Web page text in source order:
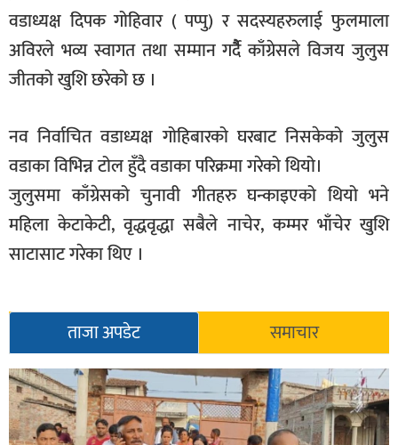
भिडियो
अन्य
समाज
विचार
स्वास्थ्य
वडाध्यक्ष दिपक गोहिवार ( पप्पु) र सदस्यहरुलाई फुलमाला
अविरले भव्य स्वागत तथा सम्मान गर्दैै काँग्रेसले विजय जुलुस
जीतको खुशि छरेको छ ।
नव निर्वाचित वडाध्यक्ष गोहिबारको घरबाट निसकेको जुलुस
वडाका विभिन्न टोल हुँदै वडाका परिक्रमा गरेको थियो।
जुलुसमा काँग्रेसको चुनावी गीतहरु घन्काइएको थियो भने
महिला केटाकेटी, वृद्धवृद्धा सबैले नाचेर, कम्मर भाँचेर खुशि
साटासाट गरेका थिए ।
ताजा अपडेट समाचार